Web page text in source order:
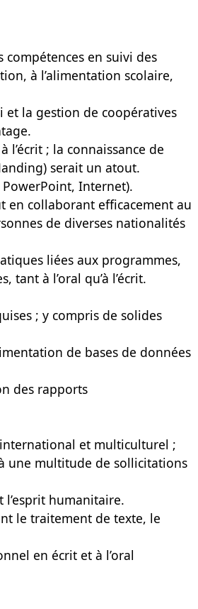
compétences en suivi des
à l’alimentation scolaire,
et la gestion de coopératives
l’écrit ; la connaissance de
serait un atout.
Internet).
en collaborant efficacement au
de diverses nationalités
liées aux programmes,
tant à l’oral qu’à l’écrit.
; y compris de solides
de bases de données
des rapports
et multiculturel ;
une multitude de sollicitations
humanitaire.
le traitement de texte, le
en écrit et à l’oral